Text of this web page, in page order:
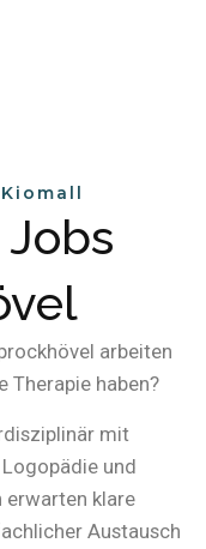
arbeiten
Therapie haben?
mit
und
erwarten klare
Austausch